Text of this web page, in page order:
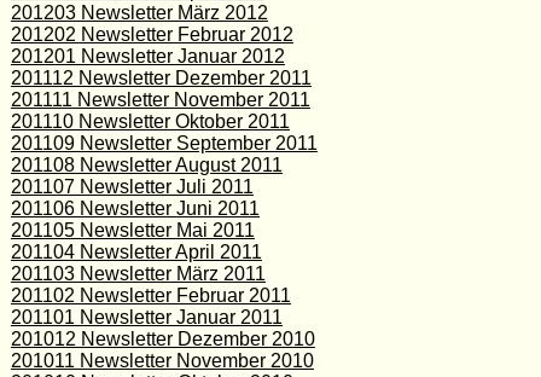
201203 Newsletter März 2012
201202 Newsletter Februar 2012
201201 Newsletter Januar 2012
201112 Newsletter Dezember 2011
201111 Newsletter November 2011
201110 Newsletter Oktober 2011
201109 Newsletter September 2011
201108 Newsletter August 2011
201107 Newsletter Juli 2011
201106 Newsletter Juni 2011
201105 Newsletter Mai 2011
201104 Newsletter April 2011
201103 Newsletter März 2011
201102 Newsletter Februar 2011
201101 Newsletter Januar 2011
201012 Newsletter Dezember 2010
201011 Newsletter November 2010